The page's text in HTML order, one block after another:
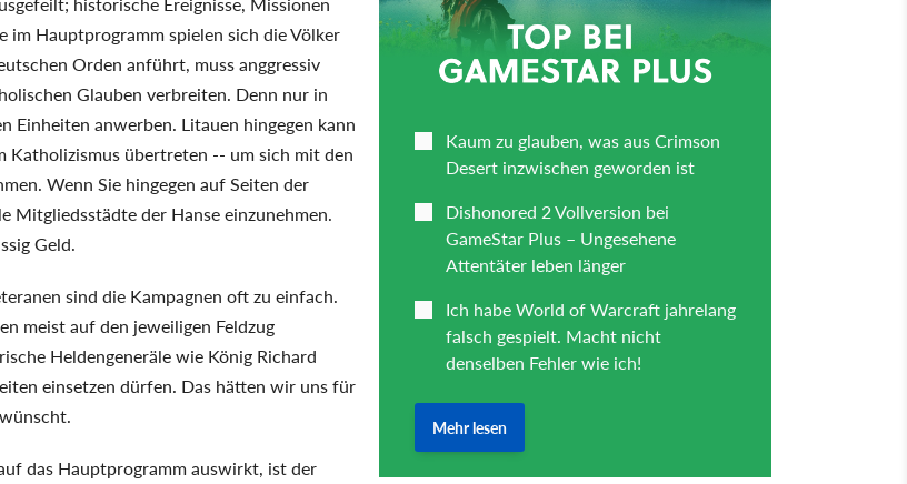
im Hauptprogramm spielen sich die Völker
Orden anführt, muss anggressiv
Glauben verbreiten. Denn nur in
Einheiten anwerben. Litauen hingegen kann
Katholizismus übertreten -- um sich mit den
Wenn Sie hingegen auf Seiten der
Mitgliedsstädte der Hanse einzunehmen.
Geld.
sind die Kampagnen oft zu einfach.
meist auf den jeweiligen Feldzug
Heldengeneräle wie König Richard
einsetzen dürfen. Das hätten wir uns für
das Hauptprogramm auswirkt, ist der